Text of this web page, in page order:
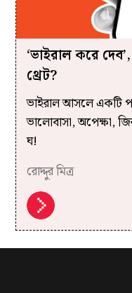
‘ভাইরাল করে
থ্রেট?
ভাইরাল আসলে একটি
ভালোবাসা, অপেক্ষা,
ঘ!
রোদ্দুর মিত্র